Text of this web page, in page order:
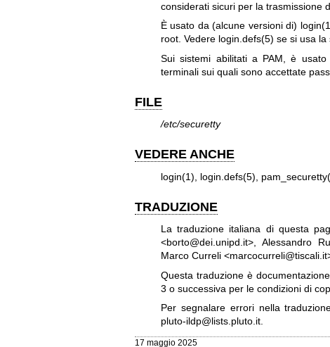
considerati sicuri per la trasmissione
È usato da (alcune versioni di)
root. Vedere login.defs(5) se si usa la
Sui sistemi abilitati a PAM, è
terminali sui quali sono accettate
FILE
/etc/securetty
VEDERE ANCHE
login(1) login.defs(5)
TRADUZIONE
La traduzione italiana di questa
<borto@dei.unipd.it>, Alessandro
Marco Curreli
Questa traduzione è
3 o successiva per le condizioni di
Per segnalare errori nella
pluto-ildp@lists.pluto.it.
17 maggio 2025